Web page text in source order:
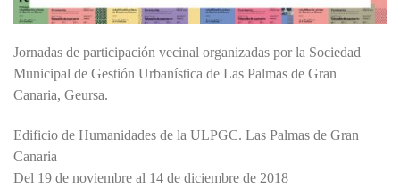
Jornadas de participación vecinal organizadas por la Sociedad
Municipal de Gestión Urbanística de Las Palmas de Gran
Canaria, Geursa.
Edificio de Humanidades de la ULPGC. Las Palmas de Gran
Canaria
Del 19 de noviembre al 14 de diciembre de 2018